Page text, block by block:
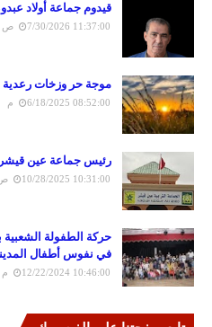
قيدوم جماعة أولاد
7/30/2026 11:37:00 ص
موجة حر وزخات رعدية
6/18/2025 08:52:00 م
رئيس جماعة عين قيشر
10/28/2025 10:31:00 ص
حركة الطفولة الشعبية
في نفوس أطفال
12/22/2024 10:46:00 م